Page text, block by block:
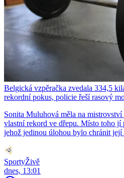
Belgická vzpěračka zvedala 334,5
rekordní pokus, policie řeší rasový
Sonita Muluhová měla na
vlastní rekord ve dřepu. Místo toho jí
jehož jedinou úlohou bylo chránit její
SportyŽivě
dnes, 13:01